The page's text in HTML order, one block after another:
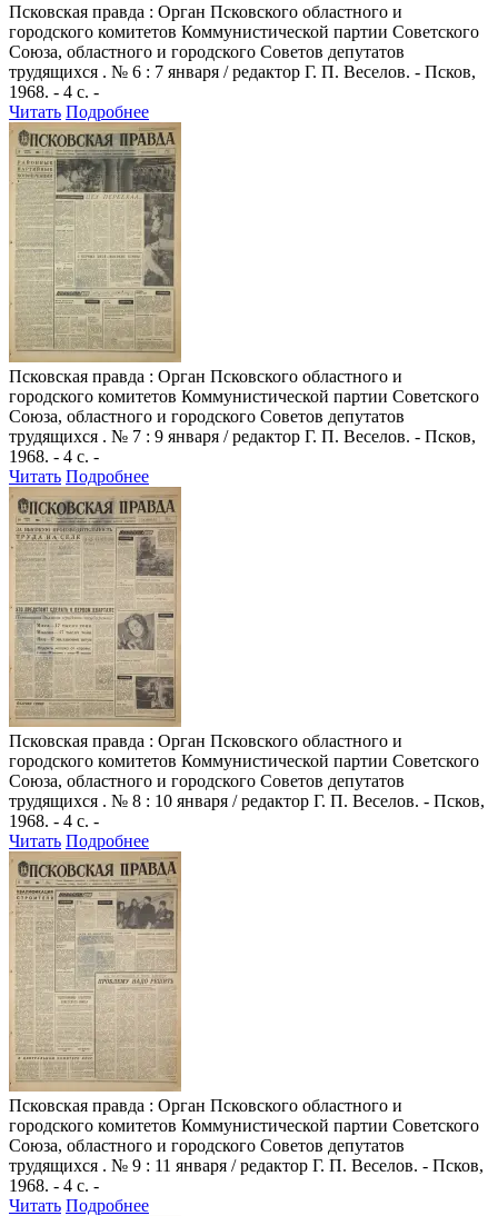
Псковская правда : Орган Псковского областного и
городского комитетов Коммунистической партии Советского
Союза, областного и городского Советов депутатов
трудящихся . № 6 : 7 января / редактор Г. П. Веселов. - Псков,
1968. - 4 с. -
Читать Подробнее
Псковская правда : Орган Псковского областного и
городского комитетов Коммунистической партии Советского
Союза, областного и городского Советов депутатов
трудящихся . № 7 : 9 января / редактор Г. П. Веселов. - Псков,
1968. - 4 с. -
Читать Подробнее
Псковская правда : Орган Псковского областного и
городского комитетов Коммунистической партии Советского
Союза, областного и городского Советов депутатов
трудящихся . № 8 : 10 января / редактор Г. П. Веселов. - Псков,
1968. - 4 с. -
Читать Подробнее
Псковская правда : Орган Псковского областного и
городского комитетов Коммунистической партии Советского
Союза, областного и городского Советов депутатов
трудящихся . № 9 : 11 января / редактор Г. П. Веселов. - Псков,
1968. - 4 с. -
Читать Подробнее